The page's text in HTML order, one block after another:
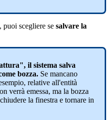
, puoi scegliere se salvare la
", il sistema salva
bozza. Se mancano
, relative all'entità
verrà emessa, ma la bozza
chiudere la finestra e tornare in